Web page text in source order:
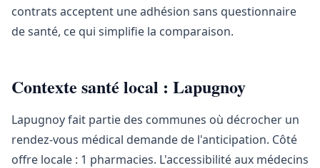
contrats acceptent une adhésion sans questionnaire
de santé, ce qui simplifie la comparaison.
Contexte santé local : Lapugnoy
Lapugnoy fait partie des communes où décrocher un
rendez-vous médical demande de l'anticipation. Côté
offre locale : 1 pharmacies. L'accessibilité aux médecins